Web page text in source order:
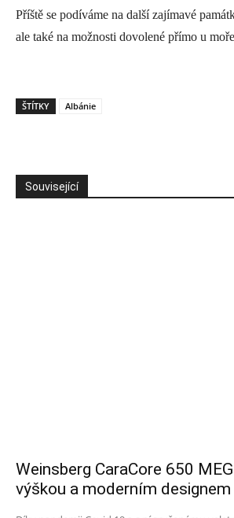
Příště se podíváme na další zajímavé
ale také na možnosti dovolené přímo u
ŠTÍTKY Albánie
Související
Weinsberg CaraCore 650
výškou a moderním designem